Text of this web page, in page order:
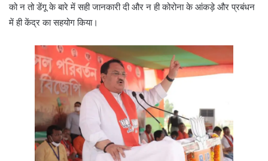
को न तो डेंगू के बारे में सही जानकारी दी और न ही कोरोना के आंकड़े और प्रबंधन
में ही केंद्र का सहयोग किया।